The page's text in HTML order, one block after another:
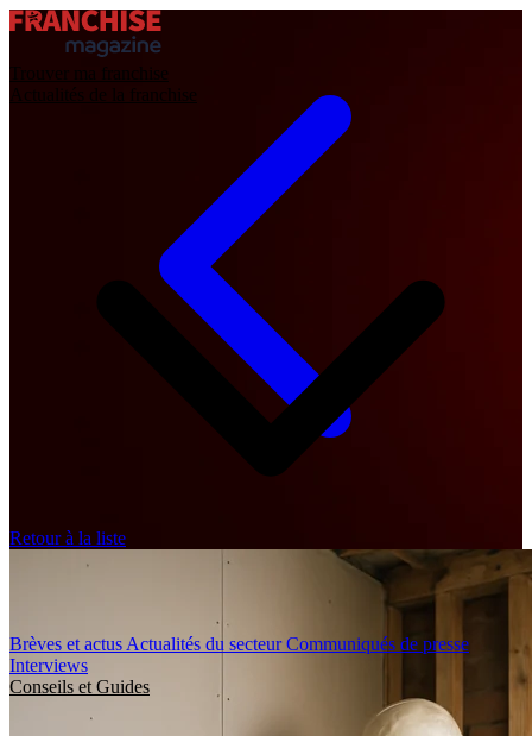
Trouver ma franchise
Actualités de la franchise
Brèves et actus Actualités du secteurCommuniqués de presse
Interviews
Conseils et Guides
Retour à la liste